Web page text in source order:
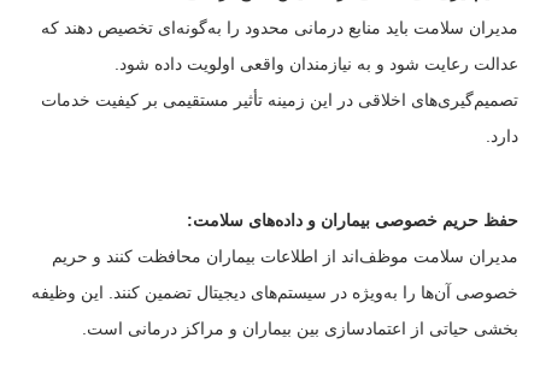
مدیران سلامت باید منابع درمانی محدود را به‌گونه‌ای تخصیص دهند که
عدالت رعایت شود و به نیازمندان واقعی اولویت داده شود.
تصمیم‌گیری‌های اخلاقی در این زمینه تأثیر مستقیمی بر کیفیت خدمات
دارد.
حفظ حریم خصوصی بیماران و داده‌های سلامت:
مدیران سلامت موظف‌اند از اطلاعات بیماران محافظت کنند و حریم
خصوصی آن‌ها را به‌ویژه در سیستم‌های دیجیتال تضمین کنند. این وظیفه
بخشی حیاتی از اعتمادسازی بین بیماران و مراکز درمانی است.